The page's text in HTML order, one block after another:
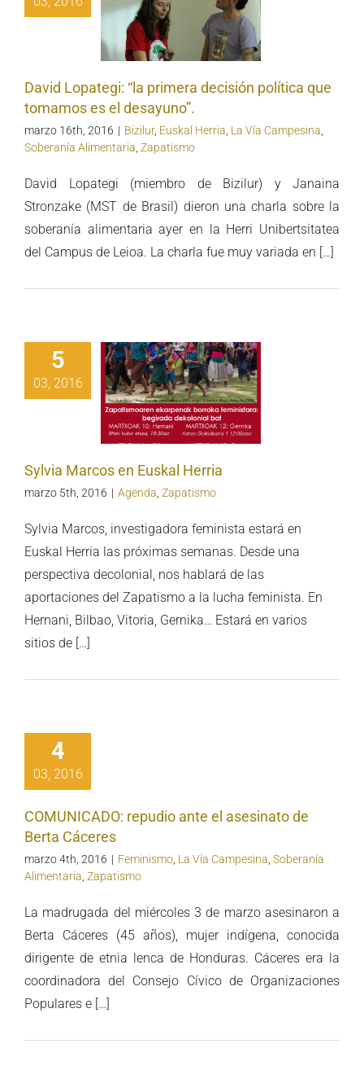
decisión
David Lopategi: “la primera decisión política que
tomamos es el desayuno”.
marzo 16th, 2016 | Bizilur, Euskal Herria, La Vía Campesina,
Soberanía Alimentaria, Zapatismo
David Lopategi (miembro de Bizilur) y Janaina
Stronzake (MST de Brasil) dieron una charla sobre la
soberanía alimentaria ayer en la Herri Unibertsitatea
del Campus de Leioa. La charla fue muy variada en […]
5
03, 2016
Marcos en
Sylvia Marcos en Euskal Herria
marzo 5th, 2016 | Agenda Zapatismo
Sylvia Marcos, investigadora feminista estará en
Euskal Herria las próximas semanas. Desde una
perspectiva decolonial, nos hablará de las
aportaciones del Zapatismo a la lucha feminista. En
Hernani, Bilbao, Vitoria, Gernika… Estará en varios
sitios de […]
4
03, 2016
ante el
de Berta
COMUNICADO: repudio ante el asesinato de
Berta Cáceres
marzo 4th, 2016 | Feminismo La Vía Campesina Soberanía
Alimentaria Zapatismo
La madrugada del miércoles 3 de marzo asesinaron a
Berta Cáceres (45 años), mujer indígena, conocida
dirigente de etnia lenca de Honduras. Cáceres era la
coordinadora del Consejo Cívico de Organizaciones
Populares e […]